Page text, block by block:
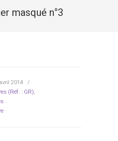
masqué n°3
2014
/
(Réf. : GR),